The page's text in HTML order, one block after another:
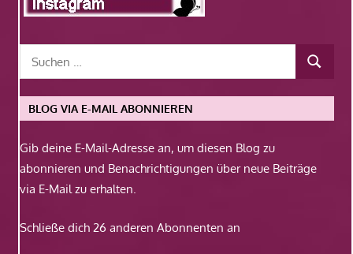
BLOG VIA E-MAIL ABONNIEREN
Gib deine E-Mail-Adresse an, um diesen Blog zu
abonnieren und Benachrichtigungen über neue Beiträge
via E-Mail zu erhalten.
Schließe dich 26 anderen Abonnenten an